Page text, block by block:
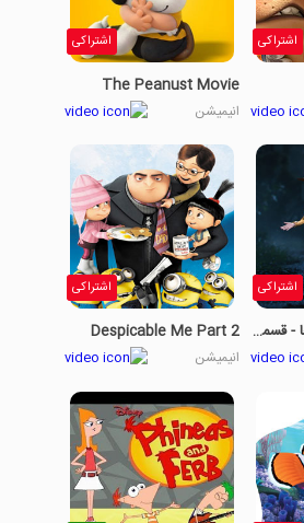
اشتراکی اشتراکی
The Peanust Movie
انیمیشن
اشتراکی
داستان اسباب بازی ها - قسمت 7
اشتراکی
Despicable Me Part 2
انیمیشن